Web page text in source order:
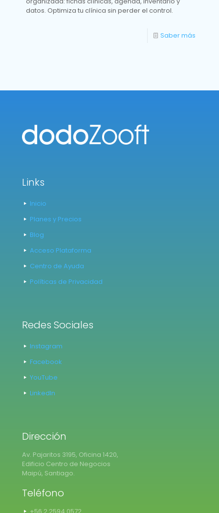
datos. Optimiza tu clínica sin perder el control.
Saber más
Links
Inicio
Planes y Precios
Blog
Acceso Plataforma
Centro de Ayuda
Políticas de Privacidad
Redes Sociales
Instagram
Facebook
YouTube
LinkedIn
Dirección
Av. Pajaritos 3195, Oficina 1420,
Edificio Centro de Negocios
Maipú, Santiago.
Teléfono